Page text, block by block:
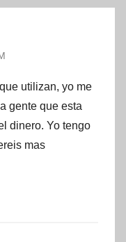
utilizan, yo me
gente que esta
dinero. Yo tengo
mas